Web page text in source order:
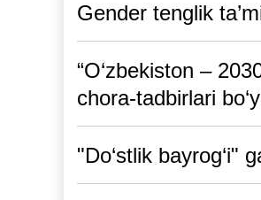
Gender tenglik
“O‘zbеkiston –
chora-tadbirlari
"Do‘stlik bayrog‘i"